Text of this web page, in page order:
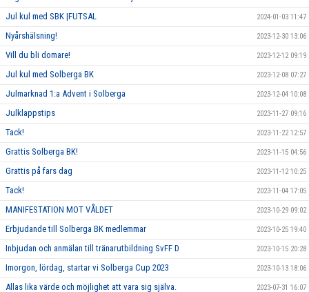
Jul kul med SBK |FUTSAL 2024-01-03 11:47
Nyårshälsning! 2023-12-30 13:06
Vill du bli domare! 2023-12-12 09:19
Jul kul med Solberga BK 2023-12-08 07:27
Julmarknad 1:a Advent i Solberga 2023-12-04 10:08
Julklappstips 2023-11-27 09:16
Tack! 2023-11-22 12:57
Grattis Solberga BK! 2023-11-15 04:56
Grattis på fars dag 2023-11-12 10:25
Tack! 2023-11-04 17:05
MANIFESTATION MOT VÅLDET 2023-10-29 09:02
Erbjudande till Solberga BK medlemmar 2023-10-25 19:40
Inbjudan och anmälan till tränarutbildning SvFF D 2023-10-15 20:28
Imorgon, lördag, startar vi Solberga Cup 2023 2023-10-13 18:06
Allas lika värde och möjlighet att vara sig själva. 2023-07-31 16:07